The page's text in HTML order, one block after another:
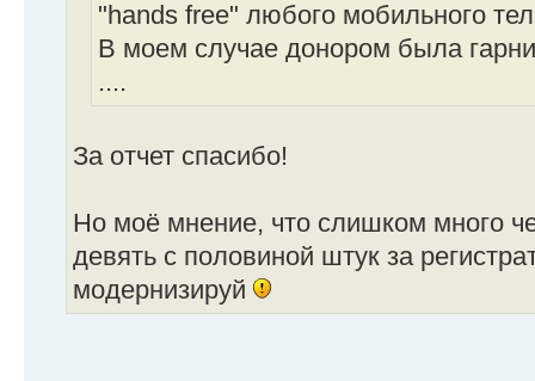
"hands free" любого мобильного
В моем случае донором была
....
За отчет спасибо!
Но моё мнение, что слишком много
девять с половиной штук за
модернизируй